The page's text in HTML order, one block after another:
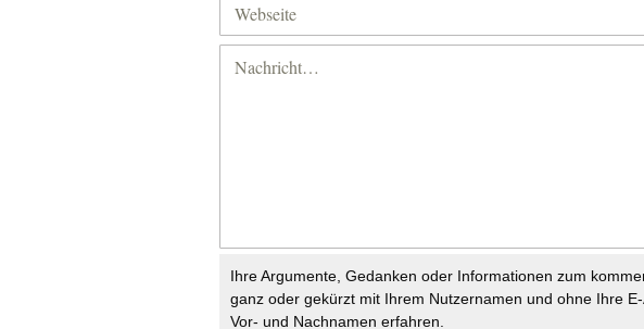
Ihre Argumente, Gedanken oder Informationen zum
ganz oder gekürzt mit Ihrem Nutzernamen und ohne Ihre
Vor- und Nachnamen erfahren.